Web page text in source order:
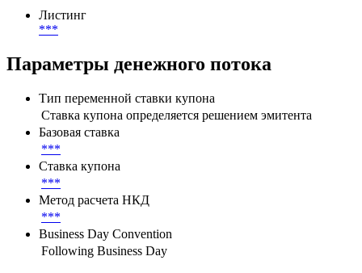
Листинг
***
Параметры денежного потока
Тип переменной ставки купона
Ставка купона определяется решением эмитента
Базовая ставка
***
Ставка купона
***
Метод расчета НКД
***
Business Day Convention
Following Business Day